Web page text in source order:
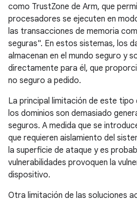
como TrustZone de Arm, que
procesadores se ejecuten en
las transacciones de memoria
seguras". En estos sistemas, los
almacenan en el mundo seguro y
directamente para él, que
no seguro a pedido.
La principal limitación de este tipo
los dominios son demasiado
seguros. A medida que se
que requieren aislamiento del
la superficie de ataque y es
vulnerabilidades provoquen la
dispositivo.
Otra limitación de las soluciones